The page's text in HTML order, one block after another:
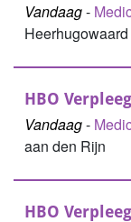
Vandaag-
Heerhugowaard
HBO
Vandaag-
aan den Rijn
HBO